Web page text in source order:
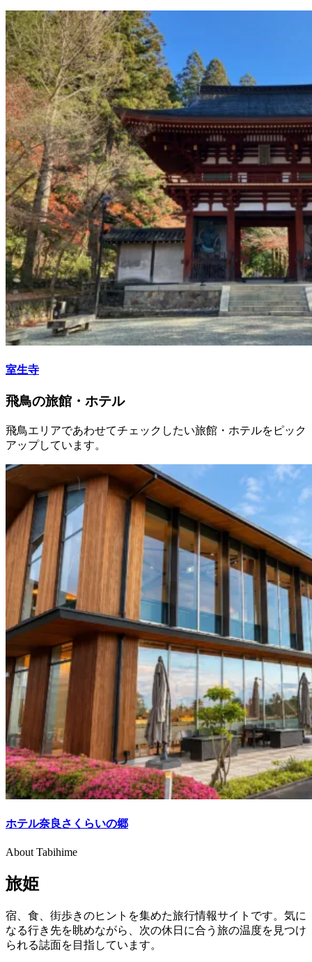
室生寺
飛鳥の旅館・ホテル
飛鳥エリアであわせてチェックしたい旅館・ホテルをピック
アップしています。
ホテル奈良さくらいの郷
About Tabihime
旅姫
宿、食、街歩きのヒントを集めた旅行情報サイトです。気に
なる行き先を眺めながら、次の休日に合う旅の温度を見つけ
られる誌面を目指しています。